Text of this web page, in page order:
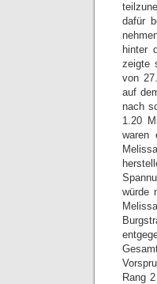
dafür
hinter
zeigte
von
auf
nach
1.20
waren
würde
Rang